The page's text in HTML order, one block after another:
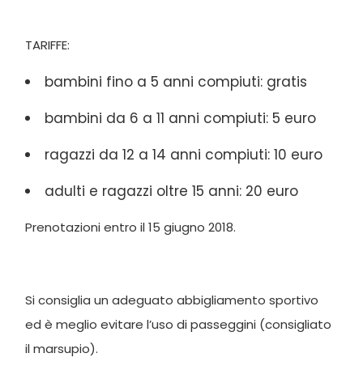
TARIFFE:
bambini fino a 5 anni compiuti: gratis
bambini da 6 a 11 anni compiuti: 5 euro
ragazzi da 12 a 14 anni compiuti: 10 euro
adulti e ragazzi oltre 15 anni: 20 euro
Prenotazioni entro il 15 giugno 2018.
Si consiglia un adeguato abbigliamento sportivo
ed è meglio evitare l’uso di passeggini (consigliato
il marsupio).